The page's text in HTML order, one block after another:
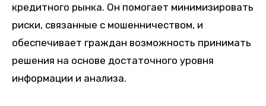
кредитного рынка. Он помогает минимизировать
риски, связанные с мошенничеством, и
обеспечивает граждан возможность принимать
решения на основе достаточного уровня
информации и анализа.